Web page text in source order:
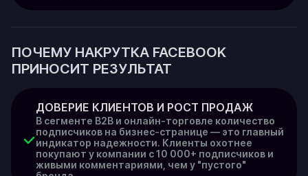
ПОЧЕМУ НАКРУТКА FACEBOOK
ПРИНОСИТ РЕЗУЛЬТАТ
ДОВЕРИЕ КЛИЕНТОВ И РОСТ ПРОДАЖ
В сегменте B2B и онлайн-торговле количество
подписчиков на бизнес-странице — это главный
индикатор надежности. Клиенты охотнее
покупают у компании с 10 000+ подписчиков и
живыми комментариями, чем у "пустого"